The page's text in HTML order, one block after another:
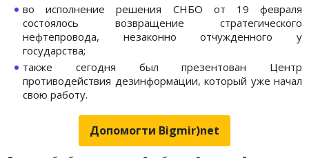
во исполнение решения СНБО от 19 февраля
состоялось возвращение стратегического
нефтепровода, незаконно отчужденного у
государства;
также сегодня был презентован Центр
противодействия дезинформации, который уже начал
свою работу.
Допомогти Bigmir)net